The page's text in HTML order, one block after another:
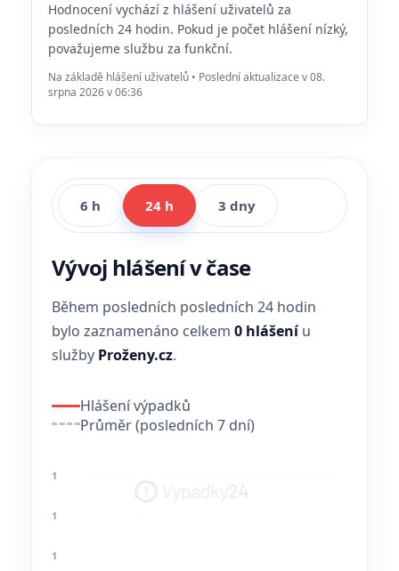
Hodnocení vychází z hlášení uživatelů za
posledních 24 hodin. Pokud je počet hlášení nízký,
považujeme službu za funkční.
Na základě hlášení uživatelů • Poslední aktualizace v 08.
srpna 2026 v 06:36
6 h 24 h 3 dny
Vývoj hlášení v čase
Během posledních posledních 24 hodin
bylo zaznamenáno celkem 0 hlášeníu
služby Proženy.cz.
Hlášení výpadků
Průměr (posledních 7 dní)
1
1
1